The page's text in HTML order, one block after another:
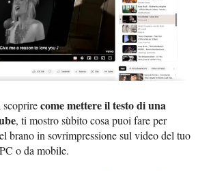
scoprirecome mettere il testo di una
, ti mostro sùbito cosa puoi fare per
brano in sovrimpressione sul video del tuo
o da mobile.